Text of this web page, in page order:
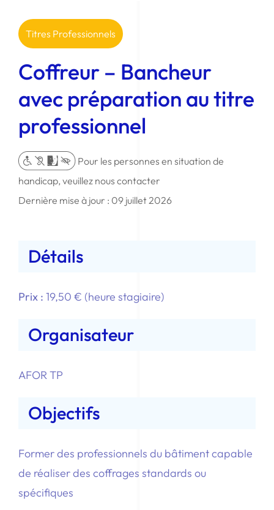
Pour les personnes en situation de
handicap, veuillez nous contacter
Dernière mise à jour : 09 juillet 2026
Titres Professionnels
Coffreur – Bancheur
avec préparation au titre
professionnel
Détails
Prix : 19,50 € (heure stagiaire)
Organisateur
AFOR TP
Objectifs
Former des professionnels du bâtiment capable
de réaliser des coffrages standards ou
spécifiques